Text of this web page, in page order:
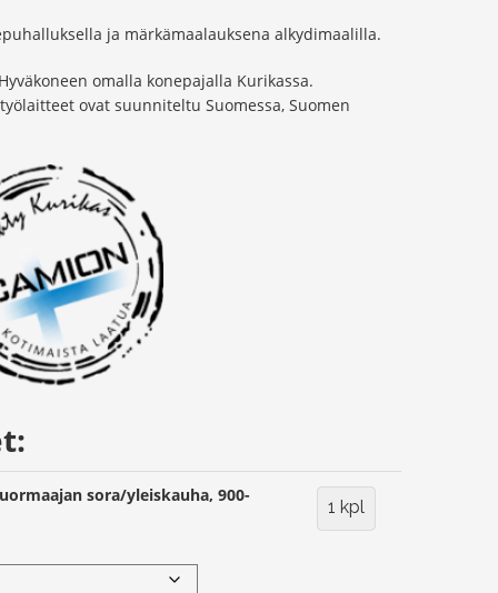
ja märkämaalauksena alkydimaalilla.
omalla konepajalla Kurikassa.
ovat suunniteltu Suomessa, Suomen
sora/yleiskauha, 900-
1 kpl